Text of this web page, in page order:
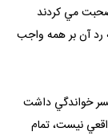
مي کردند
آن بر همه واجب
خواندگي داشت
نيست، تمام